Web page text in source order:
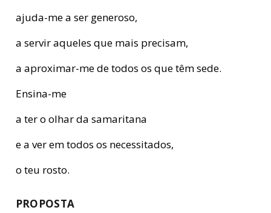
ajuda-me a ser generoso,
a servir aqueles que mais precisam,
a aproximar-me de todos os que têm sede.
Ensina-me
a ter o olhar da samaritana
e a ver em todos os necessitados,
o teu rosto.
PROPOSTA